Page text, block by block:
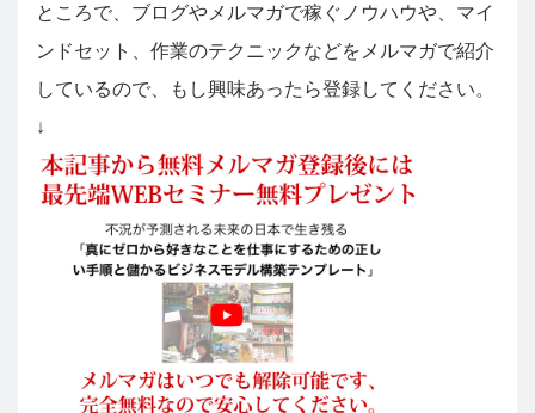
ところで、ブログやメルマガで稼ぐノウハウや、マイ
ンドセット、作業のテクニックなどをメルマガで紹介
しているので、もし興味あったら登録してください。
↓